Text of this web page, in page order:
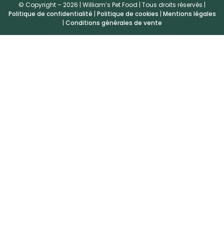
© Copyright – 2026 | William’s Pet Food | Tous droits réservés |
Politique de confidentialité | Politique de cookies | Mentions légales
| Conditions générales de vente